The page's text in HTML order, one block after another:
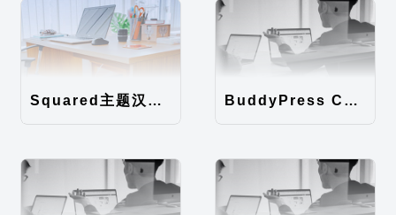
Squared主题汉化包 BuddyPress Colours主题汉化包